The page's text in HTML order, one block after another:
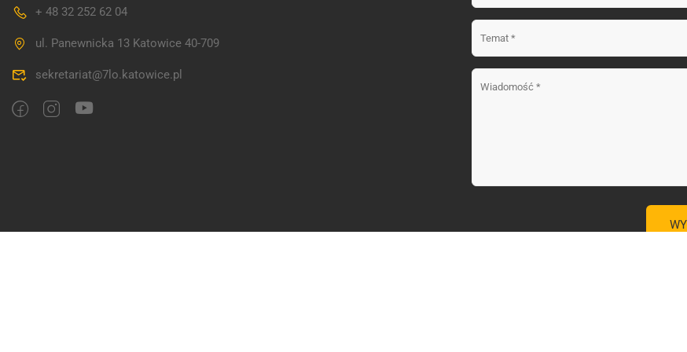
+ 48 32 252 62 04
ul. Panewnicka 13 Katowice 40-709
sekretariat@7lo.katowice.pl